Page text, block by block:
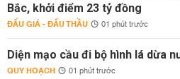
Bắc, khởi điểm 23 tỷ đồng
ĐẤU GIÁ - ĐẤU THẦU 01 phút trước
Diện mạo cầu đi bộ hình lá dừa
QUY HOẠCH 01 phút trước